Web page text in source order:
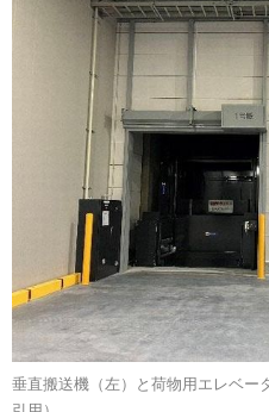
垂直搬送機（左）と荷物用エレベー